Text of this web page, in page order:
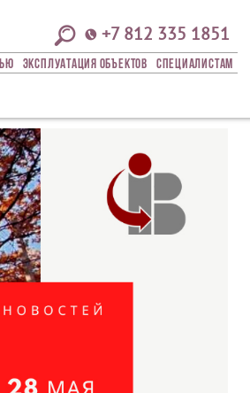
+7 812 335 1851
Эксплуатация Объектов СПЕЦИАЛИСТАМ